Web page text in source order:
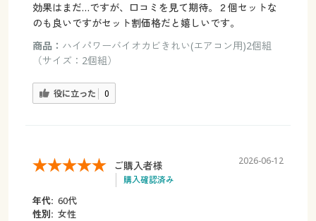
効果はまだ…ですが、口コミを見て期待。２個セットな
のも良いですがセット割価格だと嬉しいです。
商品： ハイパワーバイオカビきれい(エアコン用)2個組
（サイズ：2個組）
役に立った 0
ご購入者様
購入確認済み
2026-06-12
年代: 60代
性別: 女性